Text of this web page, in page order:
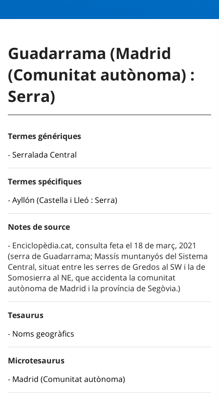
Guadarrama (Madrid
(Comunitat autònoma) :
Serra)
Termes génériques
Serralada Central
Termes spécifiques
Ayllón (Castella i Lleó : Serra)
Notes de source
Enciclopèdia.cat, consulta feta el 18 de març, 2021
(serra de Guadarrama; Massís muntanyós del Sistema
Central, situat entre les serres de Gredos al SW i la de
Somosierra al NE, que accidenta la comunitat
autònoma de Madrid i la província de Segòvia.)
Tesaurus
Noms geogràfics
Microtesaurus
Madrid (Comunitat autònoma)